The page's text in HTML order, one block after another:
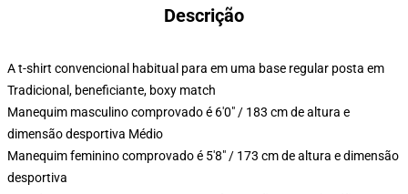
Descrição
A t-shirt convencional habitual para em uma base regular posta em
Tradicional, beneficiante, boxy match
Manequim masculino comprovado é 6'0" / 183 cm de altura e
dimensão desportiva Médio
Manequim feminino comprovado é 5'8" / 173 cm de altura e dimensão
desportiva